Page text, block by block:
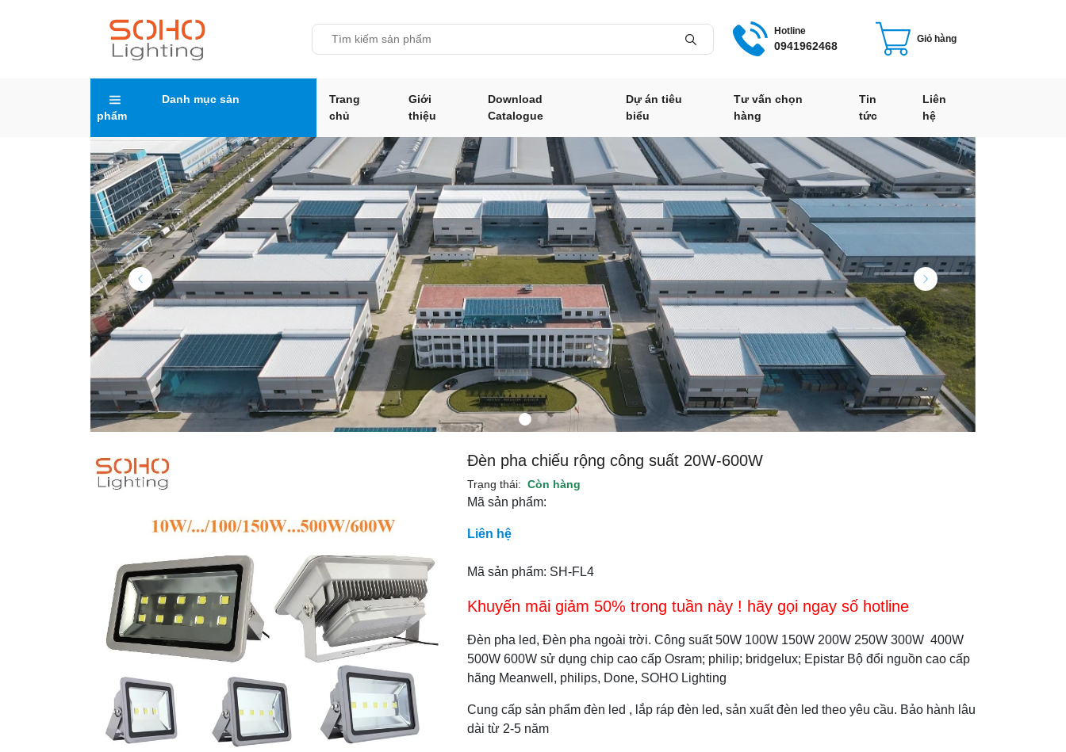
Hotline
0941962468
Giỏ hàng
Danh mục sản
phẩm
Trang
chủ
Giới
thiệu
Download
Catalogue
Dự án tiêu
biểu
Tư vấn chọn
hàng
Tin
tức
Liên
hệ
Đèn pha chiếu rộng công suất 20W-600W
Trạng thái: Còn hàng
Mã sản phẩm:
Liên hệ
Mã sản phẩm: SH-FL4
Khuyến mãi giảm 50% trong tuần này ! hãy gọi ngay số hotline
Đèn pha led, Đèn pha ngoài trời. Công suất 50W 100W 150W 200W 250W 300W 400W
500W 600W sử dụng chip cao cấp Osram; philip; bridgelux; Epistar Bộ đổi nguồn cao cấp
hãng Meanwell, philips, Done, SOHO Lighting
Cung cấp sản phẩm đèn led , lắp ráp đèn led, sản xuất đèn led theo yêu cầu. Bảo hành lâu
dài từ 2-5 năm